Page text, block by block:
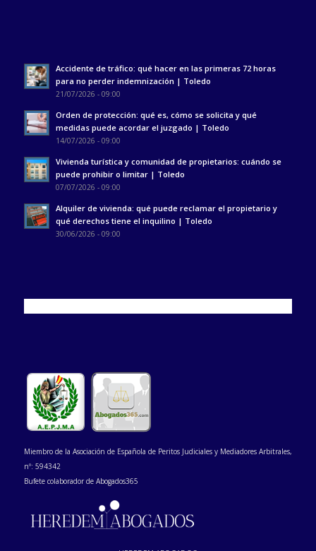
Accidente de tráfico: qué hacer en las primeras 72 horas
para no perder indemnización | Toledo
21/07/2026 - 09:00
Orden de protección: qué es, cómo se solicita y qué
medidas puede acordar el juzgado | Toledo
14/07/2026 - 09:00
Vivienda turística y comunidad de propietarios: cuándo se
puede prohibir o limitar | Toledo
07/07/2026 - 09:00
Alquiler de vivienda: qué puede reclamar el propietario y
qué derechos tiene el inquilino | Toledo
30/06/2026 - 09:00
Miembro de la Asociación de Española de Peritos Judiciales y Mediadores Arbitrales,
nº: 594342
Bufete colaborador de Abogados365